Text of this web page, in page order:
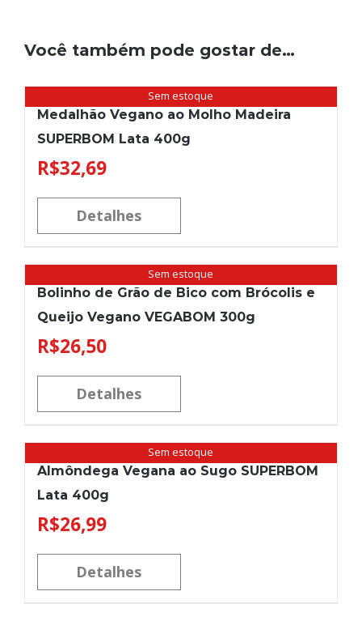
Você também pode gostar de…
Sem estoque
Medalhão Vegano ao Molho Madeira
SUPERBOM Lata 400g
R$32,69
Detalhes
Sem estoque
Bolinho de Grão de Bico com Brócolis e
Queijo Vegano VEGABOM 300g
R$26,50
Detalhes
Sem estoque
Almôndega Vegana ao Sugo SUPERBOM
Lata 400g
R$26,99
Detalhes